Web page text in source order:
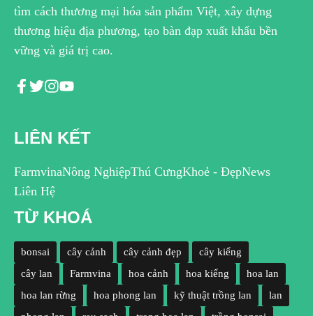
tìm cách thương mại hóa sản phẩm Việt, xây dựng
thương hiệu địa phương, tạo bàn đạp xuất khẩu bền
vững và giá trị cao.
LIÊN KẾT
FarmvinaNông NghiệpThú CưngKhoẻ - ĐẹpNews
Liên Hệ
TỪ KHOÁ
bonsai cây cảnh cây cảnh đẹp
cây kiểng
cây lan
Farmvina hoa cảnh hoa kiểng
hoa lan
hoa lan rừng
hoa phong lan kỹ thuật trồng lan
lan